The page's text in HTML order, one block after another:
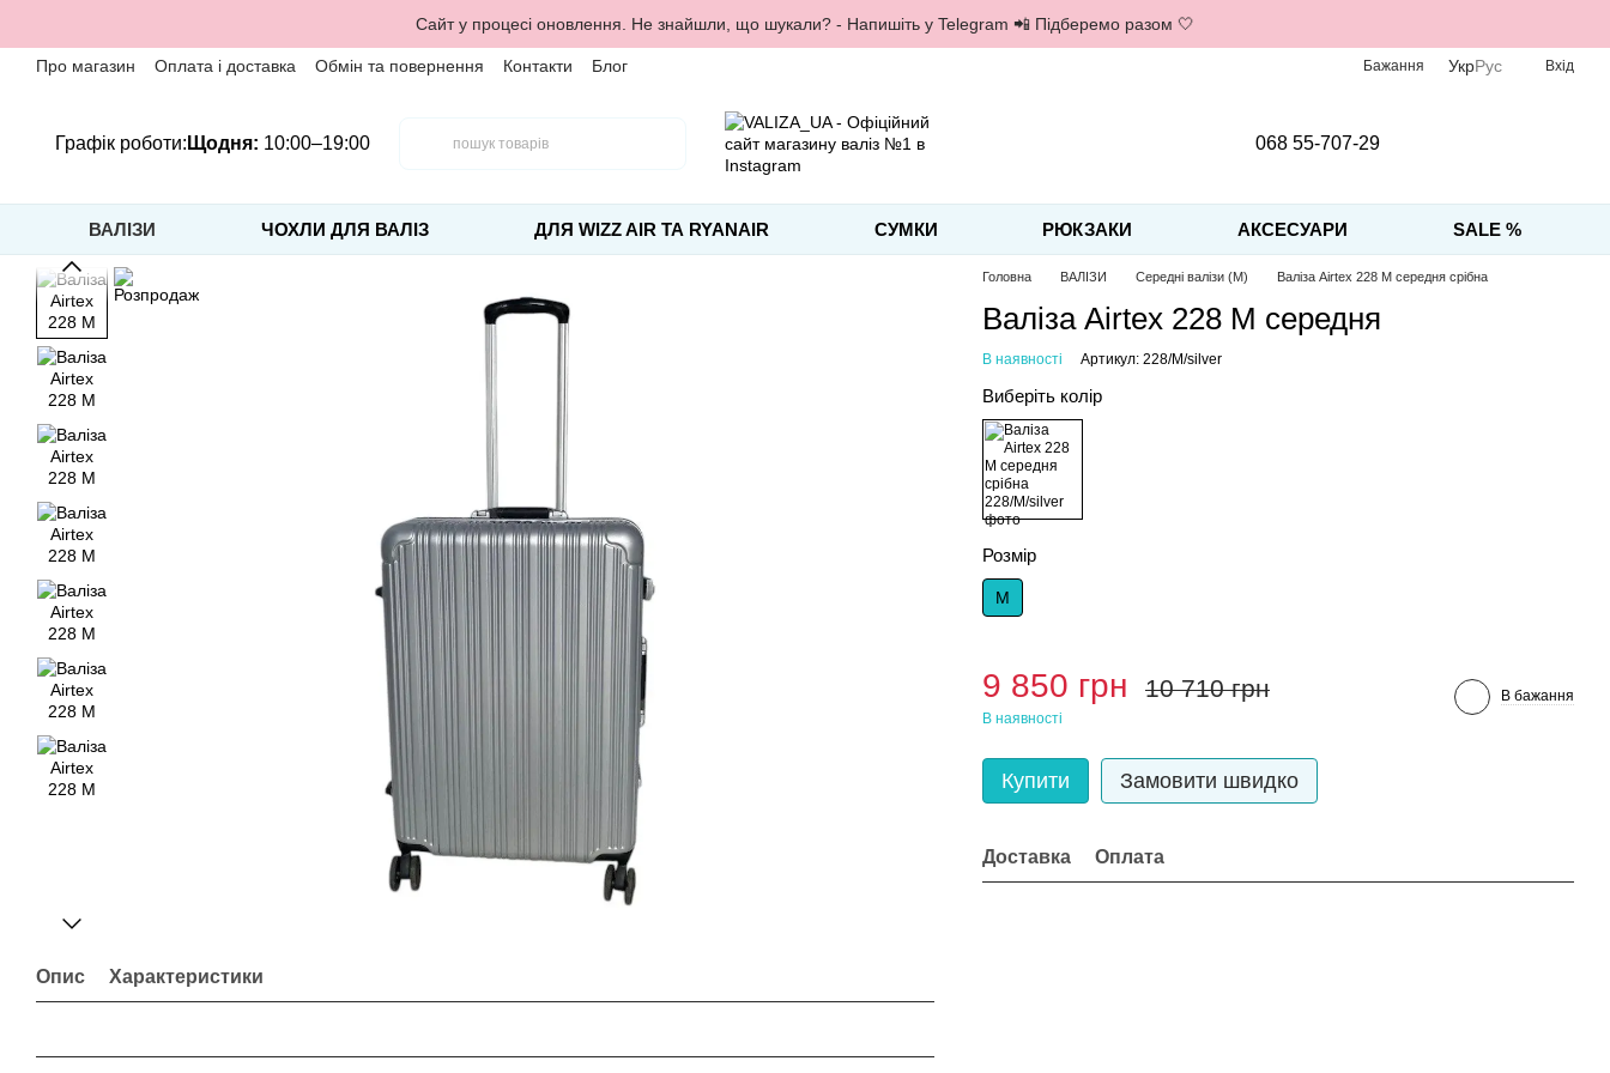
Сайт у процесі оновлення. Не знайшли, що шукали? - Напишіть у Telegram 📲 Підберемо разом 🤍
Про магазин Оплата і доставка Обмін та повернення Контакти Блог Бажання УкрРус Вхід
Графік роботи: Щодня: 10:00–19:00 068 55-707-29
ВАЛІЗИ ЧОХЛИ ДЛЯ ВАЛІЗ ДЛЯ WIZZ AIR ТА RYANAIR СУМКИ РЮКЗАКИ АКСЕСУАРИ SALE %
Опис Характеристики
Головна ВАЛІЗИ Середні валізи (M) Валіза Airtex 228 M середня срібна
Валіза Airtex 228 M середня
В наявності Артикул: 228/M/silver
Виберіть колір
Розмір
M
9 850 грн 10 710 грн
В наявності
В бажання
Купити Замовити швидко
Доставка Оплата